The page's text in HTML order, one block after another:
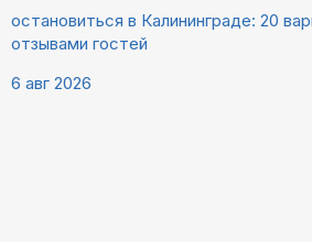
остановиться в Калининграде: 20
отзывами гостей
6 авг 2026